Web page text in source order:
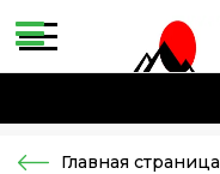
Главная страница